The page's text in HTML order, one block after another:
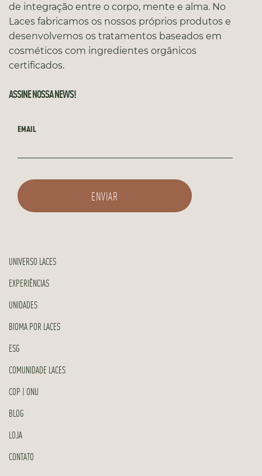
de integração entre o corpo, mente e alma. No
Laces fabricamos os nossos próprios produtos e
desenvolvemos os tratamentos baseados em
cosméticos com ingredientes orgânicos
certificados.
ASSINE NOSSA NEWS!
EMAIL
UNIVERSO LACES
EXPERIÊNCIAS
UNIDADES
BIOMA POR LACES
ESG
COMUNIDADE LACES
COP | ONU
BLOG
LOJA
CONTATO